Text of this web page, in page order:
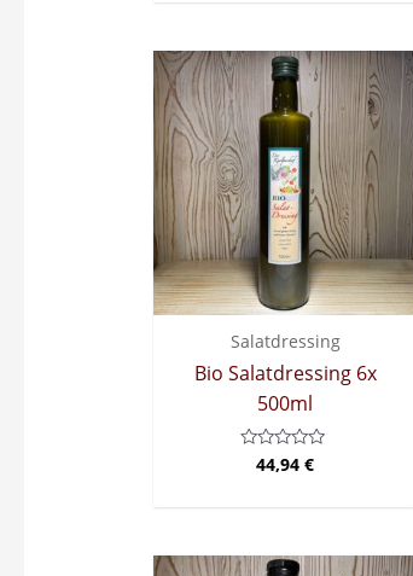
Salatdressing
Bio Salatdressing 6x
500ml
Bewertet
44,94€